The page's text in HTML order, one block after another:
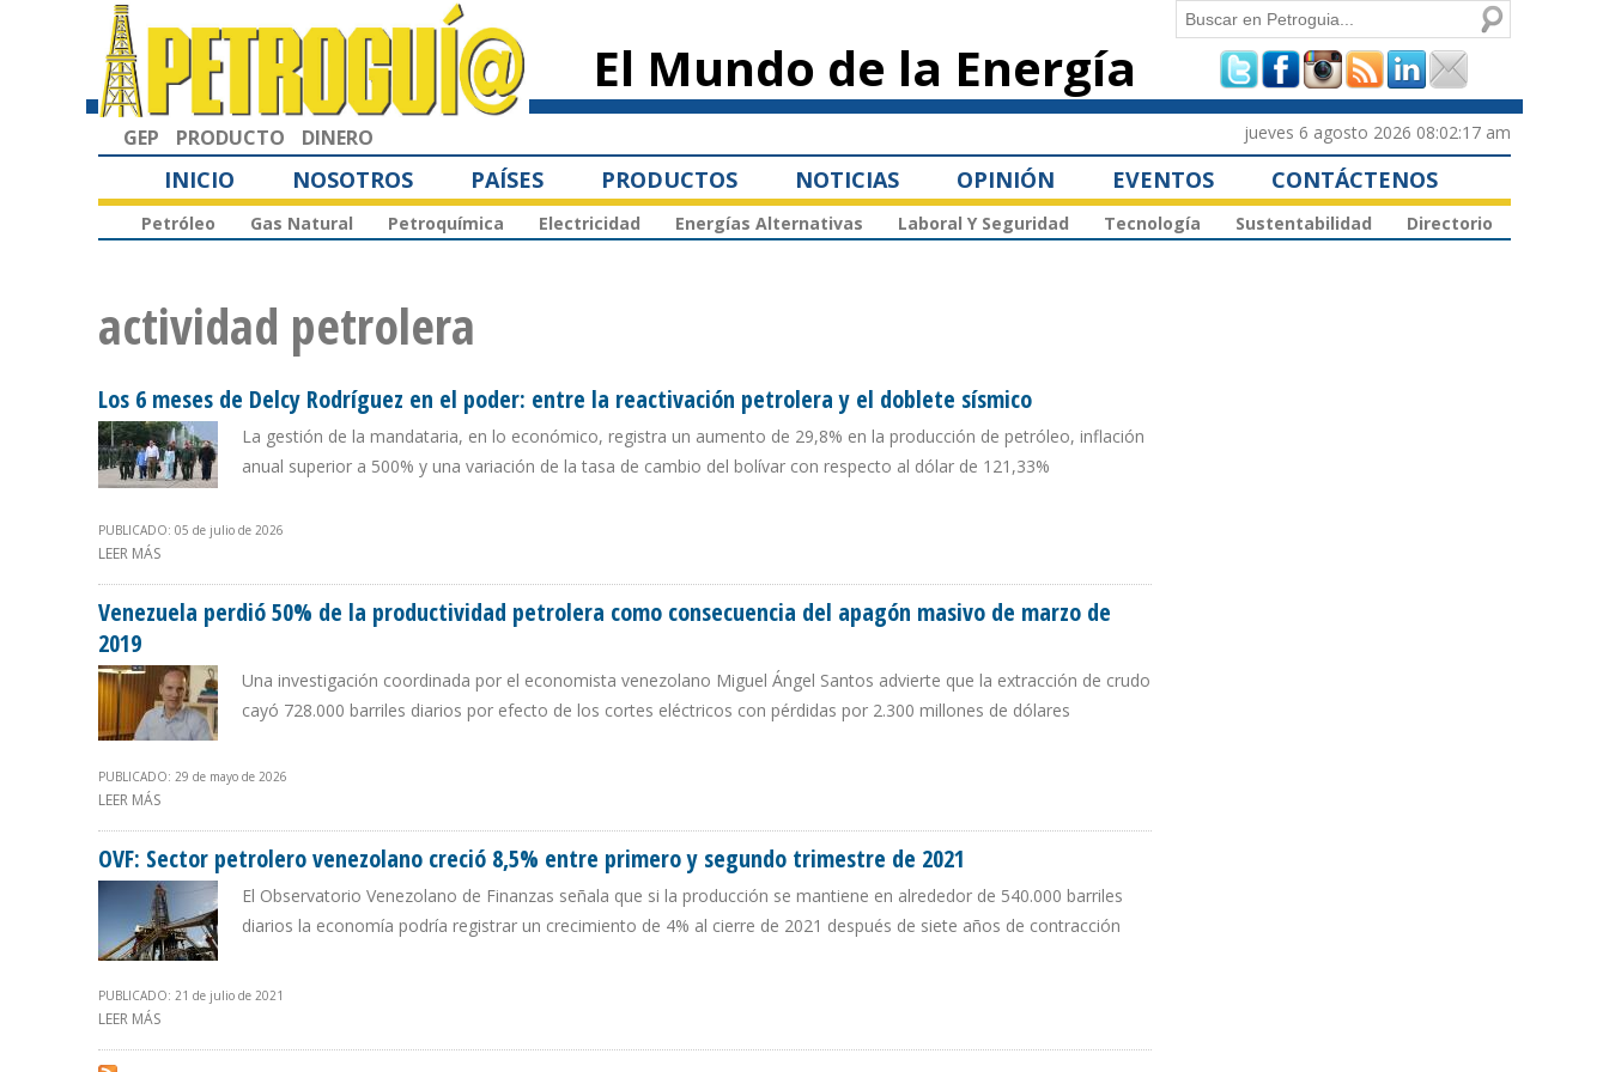
principal
El Mundo de la Energía
Formulario de
búsqueda
Buscar
GEP PRODUCTO DINERO jueves 6 agosto 2026 08:02:17 am
INICIO NOSOTROS PAÍSES PRODUCTOS NOTICIAS OPINIÓN EVENTOS CONTÁCTENOS
Petróleo Gas Natural Petroquímica Electricidad Energías Alternativas Laboral Y Seguridad Tecnología Sustentabilidad Directorio
actividad petrolera
Los 6 meses de Delcy Rodríguez en el poder: entre la reactivación petrolera y el doblete sísmico
La gestión de la mandataria, en lo económico, registra un aumento de 29,8% en la producción de petróleo, inflación
anual superior a 500% y una variación de la tasa de cambio del bolívar con respecto al dólar de 121,33%
PUBLICADO: 05 de julio de 2026
LEER MÁS
Venezuela perdió 50% de la productividad petrolera como consecuencia del apagón masivo de marzo de
2019
Una investigación coordinada por el economista venezolano Miguel Ángel Santos advierte que la extracción de crudo
cayó 728.000 barriles diarios por efecto de los cortes eléctricos con pérdidas por 2.300 millones de dólares
PUBLICADO: 29 de mayo de 2026
LEER MÁS
OVF: Sector petrolero venezolano creció 8,5% entre primero y segundo trimestre de 2021
El Observatorio Venezolano de Finanzas señala que si la producción se mantiene en alrededor de 540.000 barriles
diarios la economía podría registrar un crecimiento de 4% al cierre de 2021 después de siete años de contracción
PUBLICADO: 21 de julio de 2021
LEER MÁS